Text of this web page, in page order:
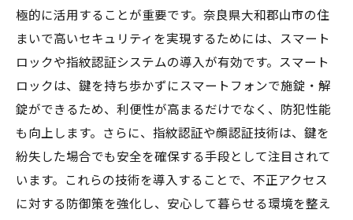
極的に活用することが重要です。奈良県大和郡山市の住
まいで高いセキュリティを実現するためには、スマート
ロックや指紋認証システムの導入が有効です。スマート
ロックは、鍵を持ち歩かずにスマートフォンで施錠・解
錠ができるため、利便性が高まるだけでなく、防犯性能
も向上します。さらに、指紋認証や顔認証技術は、鍵を
紛失した場合でも安全を確保する手段として注目されて
います。これらの技術を導入することで、不正アクセス
に対する防御策を強化し、安心して暮らせる環境を整え